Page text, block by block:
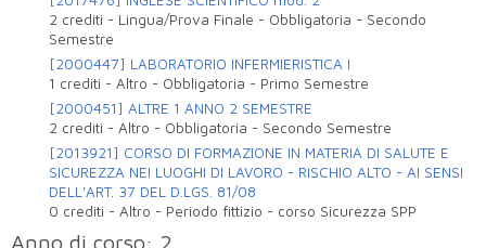
2 crediti - Lingua/Prova Finale - Obbligatoria - Secondo
Semestre
[2000447] LABORATORIO INFERMIERISTICA I
1 crediti -Altro - Obbligatoria - Primo Semestre
[2000451] ALTRE 1 ANNO 2 SEMESTRE
2 crediti -Altro - Obbligatoria - Secondo Semestre
[2013921] CORSO DI FORMAZIONE IN MATERIA DI SALUTE E
SICUREZZA NEI LUOGHI DI LAVORO - RISCHIO ALTO - AI SENSI
DELL'ART. 37 DEL D.LGS. 81/08
0 crediti -Altro - Periodo fittizio - corso Sicurezza SPP
Anno di corso: 2